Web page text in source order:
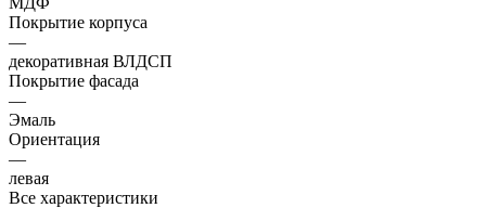
Покрытие корпуса
—
декоративная ВЛДСП
Покрытие фасада
—
Эмаль
Ориентация
—
левая
Все характеристики